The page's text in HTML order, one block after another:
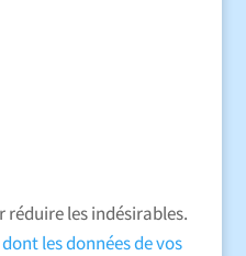
réduire les indésirables.
les données de vos